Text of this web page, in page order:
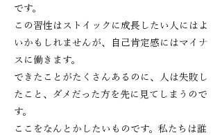
です。
この習性はストイックに成長したい人にはよ
いかもしれませんが、自己肯定感にはマイナ
スに働きます。
できたことがたくさんあるのに、人は失敗し
たこと、ダメだった方を先に見てしまうので
す。
ここをなんとかしたいものです。私たちは誰